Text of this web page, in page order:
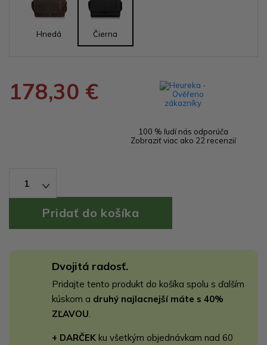
Hnedá Čierna
178,30 €
100 % ľudí nás odporúča
Zobraziť viac ako 22 recenzií
1
Dvojitá radosť.
Pridajte tento produkt do košíka spolu s ďalším
kúskom a druhý najlacnejší máte s 40%
ZĽAVOU
+ DARČEK ku všetkým objednávkam nad 60